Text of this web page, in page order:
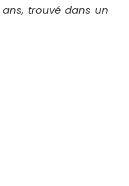
trouvé dans un